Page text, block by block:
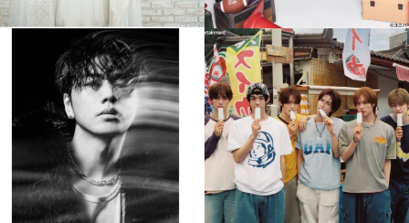
musicjapantv
💡8月特番放送決定！
...
8月 4
588 0
musicjapantv
💡8月特番放送決定！
...
8月 4
6 0